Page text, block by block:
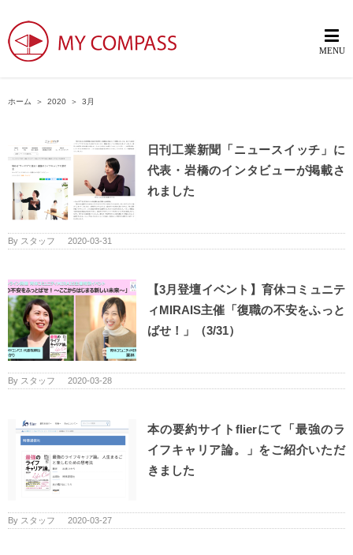
ホーム ＞ 2020 ＞ 3月
日刊工業新聞「ニュースイッチ」に
代表・岩橋のインタビューが掲載さ
れました
By スタッフ 2020-03-31
【3月登壇イベント】育休コミュニテ
ィMIRAIS主催「復職の不安をふっと
ばせ！」（3/31）
By スタッフ 2020-03-28
本の要約サイトflierにて「最強のラ
イフキャリア論。」をご紹介いただ
きました
By スタッフ 2020-03-27